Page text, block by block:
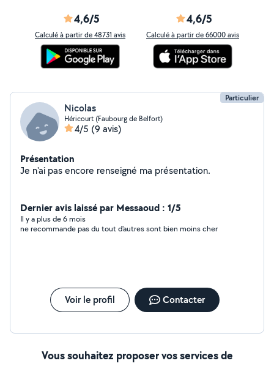
4,6/5
Calculé à partir de 48731 avis
4,6/5
Calculé à partir de 66000 avis
Particulier
Nicolas
Héricourt (Faubourg de Belfort)
4/5 (9 avis)
Présentation
Je n'ai pas encore renseigné ma présentation.
Dernier avis laissé par Messaoud : 1/5
Il y a plus de 6 mois
ne recommande pas du tout d'autres sont bien moins cher
Voir le profil Contacter
Vous souhaitez proposer vos services de